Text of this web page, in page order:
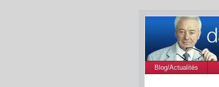
Blog/Actualités